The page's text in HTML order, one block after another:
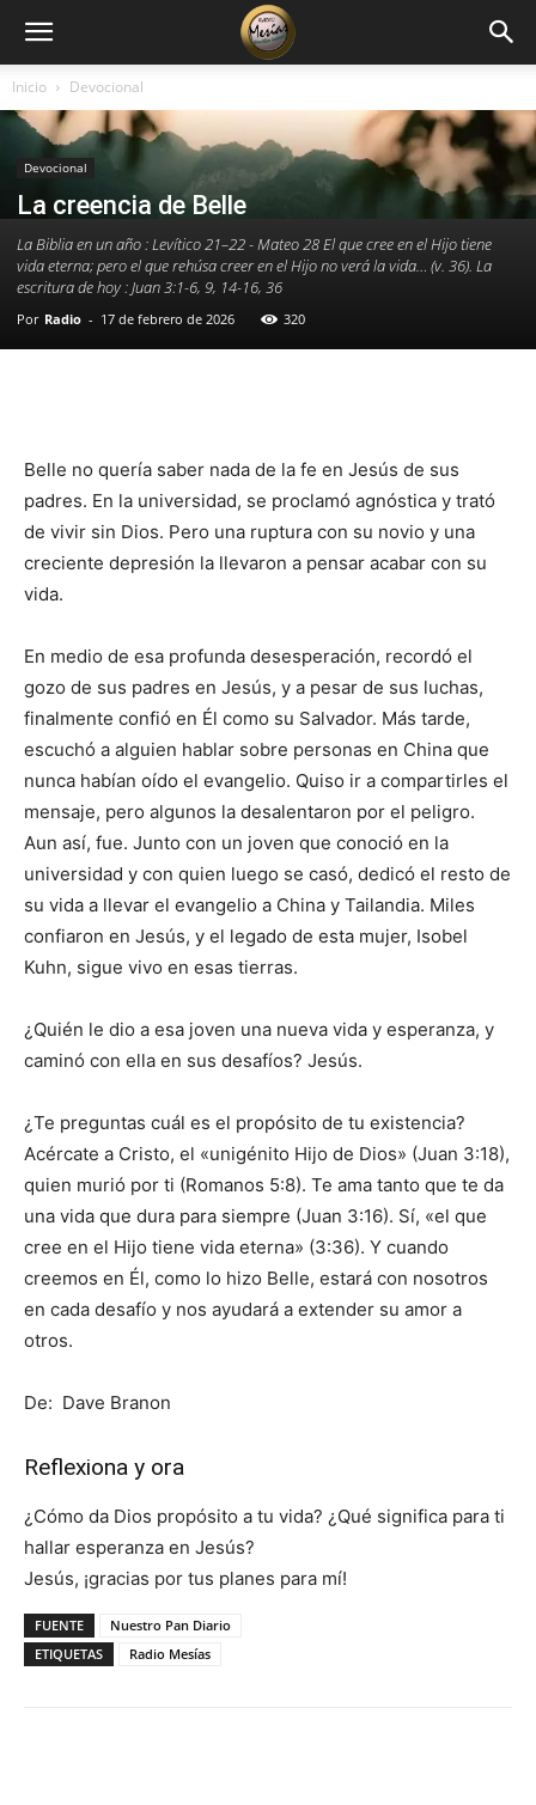
Inicio Devocional
Devocional
La creencia de Belle
La Biblia en un año : Levítico 21–22 - Mateo 28 El que cree en el Hijo tiene
vida eterna; pero el que rehúsa creer en el Hijo no verá la vida… (v. 36). La
escritura de hoy : Juan 3:1-6, 9, 14-16, 36
Por Radio - 17 de febrero de 2026 320
Belle no quería saber nada de la fe en Jesús de sus
padres. En la universidad, se proclamó agnóstica y trató
de vivir sin Dios. Pero una ruptura con su novio y una
creciente depresión la llevaron a pensar acabar con su
vida.
En medio de esa profunda desesperación, recordó el
gozo de sus padres en Jesús, y a pesar de sus luchas,
finalmente confió en Él como su Salvador. Más tarde,
escuchó a alguien hablar sobre personas en China que
nunca habían oído el evangelio. Quiso ir a compartirles el
mensaje, pero algunos la desalentaron por el peligro.
Aun así, fue. Junto con un joven que conoció en la
universidad y con quien luego se casó, dedicó el resto de
su vida a llevar el evangelio a China y Tailandia. Miles
confiaron en Jesús, y el legado de esta mujer, Isobel
Kuhn, sigue vivo en esas tierras.
¿Quién le dio a esa joven una nueva vida y esperanza, y
caminó con ella en sus desafíos? Jesús.
¿Te preguntas cuál es el propósito de tu existencia?
Acércate a Cristo, el «unigénito Hijo de Dios» (Juan 3:18),
quien murió por ti (Romanos 5:8). Te ama tanto que te da
una vida que dura para siempre (Juan 3:16). Sí, «el que
cree en el Hijo tiene vida eterna» (3:36). Y cuando
creemos en Él, como lo hizo Belle, estará con nosotros
en cada desafío y nos ayudará a extender su amor a
otros.
De: Dave Branon
Reflexiona y ora
¿Cómo da Dios propósito a tu vida? ¿Qué significa para ti
hallar esperanza en Jesús?
Jesús, ¡gracias por tus planes para mí!
FUENTE
Nuestro Pan Diario
ETIQUETAS
Radio Mesías